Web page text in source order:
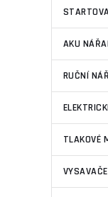
AKU
RUČNÍ
TLAKOVÉ